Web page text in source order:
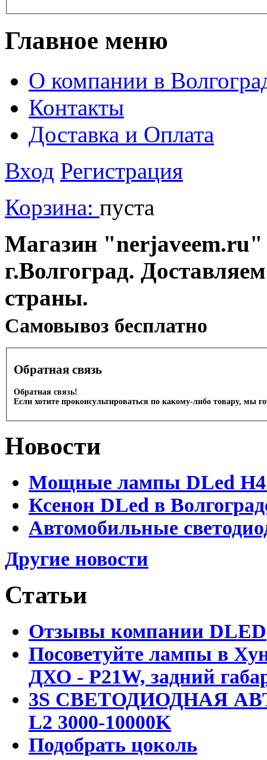
Главное меню
О компании в
Контакты
Доставка и Оплата
Вход Регистрация
Корзина: пуста
Магазин "nerjaveem.ru"
г.Волгоград.
страны.
Cамовывоз бесплатно
Обратная связь
Обратная связь!
Если хотите проконсультироваться по какому-либо товару, мы
Новости
Мощные лампы DLed H4
Ксенон DLed в
Автомобильные
Другие новости
Статьи
Отзывы компании DLED
Посоветуйте лампы в
ДХО - P21W, задний
3S СВЕТОДИОДНАЯ
L2 3000-10000K
Подобрать цоколь